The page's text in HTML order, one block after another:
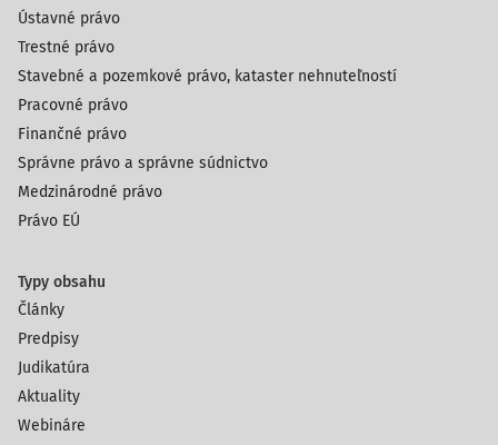
Ústavné právo
Trestné právo
Stavebné a pozemkové právo, kataster nehnuteľností
Pracovné právo
Finančné právo
Správne právo a správne súdnictvo
Medzinárodné právo
Právo EÚ
Typy obsahu
Články
Predpisy
Judikatúra
Aktuality
Webináre